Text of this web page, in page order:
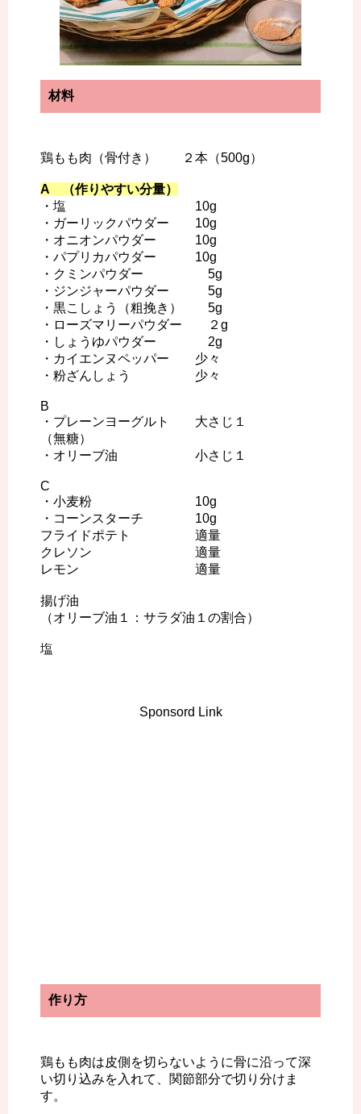
材料
鶏もも肉（骨付き） ２本（500g）
A （作りやすい分量）
・塩 10g
・ガーリックパウダー 10g
・オニオンパウダー 10g
・パプリカパウダー 10g
・クミンパウダー 5g
・ジンジャーパウダー 5g
・黒こしょう（粗挽き） 5g
・ローズマリーパウダー ２g
・しょうゆパウダー 2g
・カイエンヌペッパー 少々
・粉ざんしょう 少々
B
・プレーンヨーグルト 大さじ１
（無糖）
・オリーブ油 小さじ１
C
・小麦粉 10g
・コーンスターチ 10g
フライドポテト 適量
クレソン 適量
レモン 適量
揚げ油
（オリーブ油１：サラダ油１の割合）
塩
Sponsord Link
作り方
鶏もも肉は皮側を切らないように骨に沿って深
い切り込みを入れて、関節部分で切り分けま
す。